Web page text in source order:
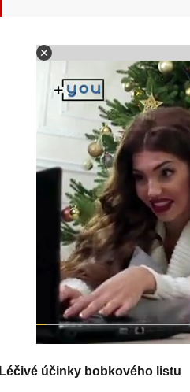
Léčivé účinky bobkového listu